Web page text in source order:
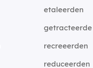
etaleerden
getracteerde
recreeerden
reduceerden